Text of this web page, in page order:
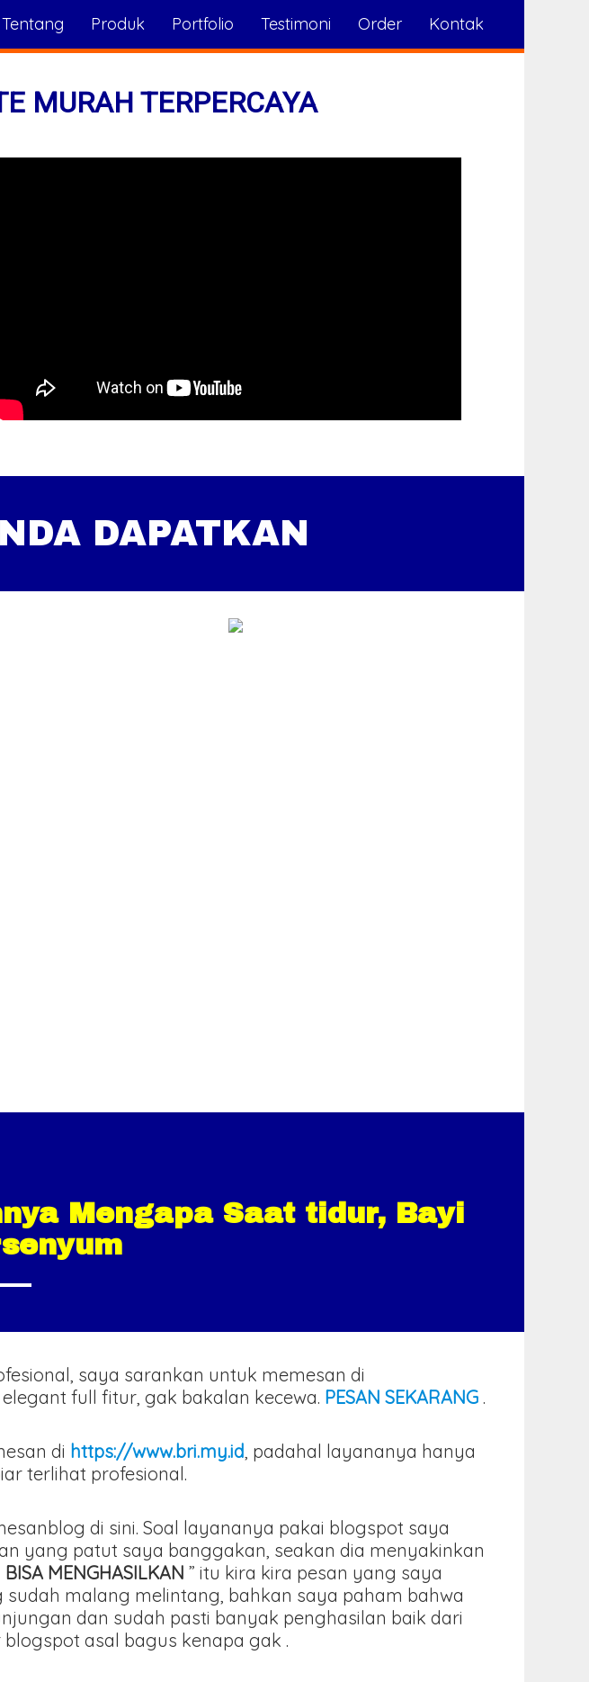
Tentang Produk Portfolio Testimoni Order Kontak
MURAH TERPERCAYA
DAPATKAN
Mengapa Saat tidur, Bayi
saya sarankan untuk memesan di
full fitur, gak bakalan kecewa. PESAN SEKARANG .
di https://www.bri.my.id, padahal layananya hanya
terlihat profesional.
di sini. Soal layananya pakai blogspot saya
yang patut saya banggakan, seakan dia menyakinkan
MENGHASILKAN ” itu kira kira pesan yang saya
malang melintang, bahkan saya paham bahwa
dan sudah pasti banyak penghasilan baik dari
asal bagus kenapa gak .